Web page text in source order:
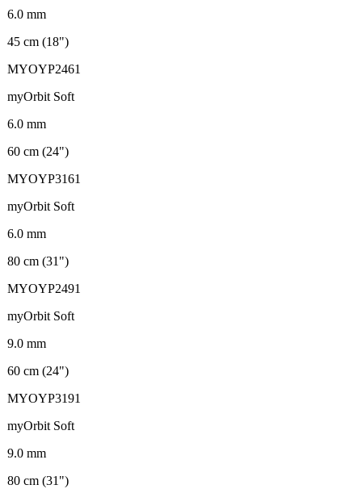
6.0 mm
45 cm (18")
MYOYP2461
myOrbit Soft
6.0 mm
60 cm (24")
MYOYP3161
myOrbit Soft
6.0 mm
80 cm (31")
MYOYP2491
myOrbit Soft
9.0 mm
60 cm (24")
MYOYP3191
myOrbit Soft
9.0 mm
80 cm (31")